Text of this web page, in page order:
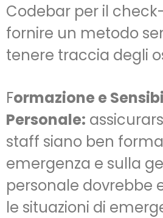
Codebar per il
fornire un metodo
tenere traccia degli
Formazione e
Personale:
staff siano ben
emergenza e sulla
personale dovrebbe
le situazioni di